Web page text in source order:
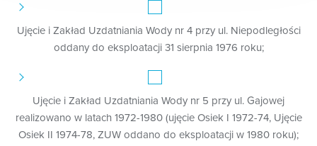
Ujęcie i Zakład Uzdatniania Wody nr 4 przy ul. Niepodległości
oddany do eksploatacji 31 sierpnia 1976 roku;
Ujęcie i Zakład Uzdatniania Wody nr 5 przy ul. Gajowej
realizowano w latach 1972-1980 (ujęcie Osiek I 1972-74, Ujęcie
Osiek II 1974-78, ZUW oddano do eksploatacji w 1980 roku);
odbieranie odpadów komunalnych od właścicieli
nieruchomości;
odpadami komunalnymi;
w celu zapewnienia bezpieczeństwa, ochrony mienia i
właściwej organizacji pracy oraz właściwej obsługi
klientów w ramach prawnie uzasadnionych interesów